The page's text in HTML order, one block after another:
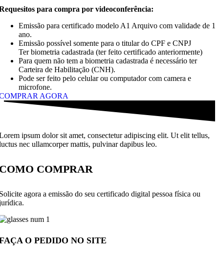
para compra por videoconferência:
Emissão para certificado modelo A1 Arquivo com validade de 1
ano.
Emissão possível somente para o titular do CPF e CNPJ
Ter biometria cadastrada (ter feito certificado anteriormente)
Para quem não tem a biometria cadastrada é necessário ter
Carteira de Habilitação (CNH).
Pode ser feito pelo celular ou computador com camera e
microfone.
AGORA
ipsum dolor sit amet, consectetur adipiscing elit. Ut elit tellus,
nec ullamcorper mattis, pulvinar dapibus leo.
COMPRAR
agora a emissão do seu certificado digital pessoa física ou
O PEDIDO NO SITE